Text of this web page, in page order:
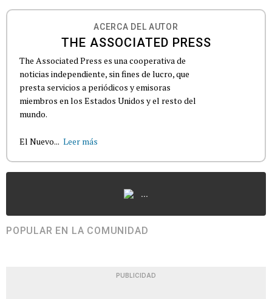
ACERCA DEL AUTOR
THE ASSOCIATED PRESS
The Associated Press es una cooperativa de
noticias independiente, sin fines de lucro, que
presta servicios a periódicos y emisoras
miembros en los Estados Unidos y el resto del
mundo.
El Nuevo... Leer más
...
POPULAR EN LA COMUNIDAD
PUBLICIDAD